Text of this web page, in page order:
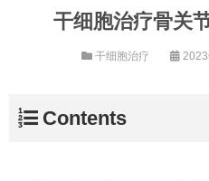
干细胞治疗骨关
干细胞治疗 2023
Contents